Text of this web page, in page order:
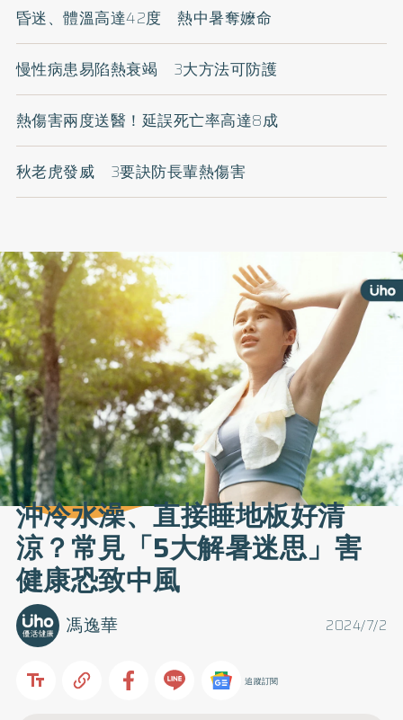
昏迷、體溫高達42度 熱中暑奪嬤命
慢性病患易陷熱衰竭 3大方法可防護
熱傷害兩度送醫！延誤死亡率高達8成
秋老虎發威 3要訣防長輩熱傷害
沖冷水澡、直接睡地板好清
涼？常見「5大解暑迷思」害
健康恐致中風
2024/7/2
馮逸華
追蹤訂閱